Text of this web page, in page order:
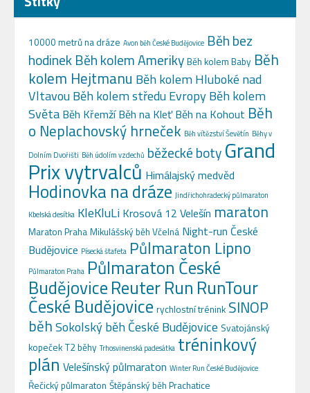
10000 metrů na dráze Avon běh České Budějovice Běh bez
hodinek Běh kolem Ameriky Běh kolem Baby Běh
kolem Hejtmanu Běh kolem Hluboké nad
VltavouBěh kolem středu EvropyBěh kolem
Světa Běh Křemží Běh na Kleť Běh na Kohout Běh
o Neplachovský hrneček Běh vítězství Ševětín Běhy v
Dolním Dvořišti Běh údolím vzdechů běžecké boty Grand
Prix vytrvalců Himálajský medvěd
Hodinovka na dráze Jindřichohradecký půlmaraton
Kbelská desítka KleKluLi Krosová 12 Velešín maraton
Maraton Praha Mikulášský běh Včelná Night-run České
Budějovice Písecká štafeta Půlmaraton Lipno
Půlmaraton Praha Půlmaraton České
BudějoviceReuter Run RunTour
České Budějovice rychlostní trénink SINOP
běhSokolský běh České Budějovice Svatojánský
kopeček T2 běhy Trhosvinenská padesátka tréninkový
plán Velešínský půlmaraton Winter Run České Budějovice
Řečický půlmaraton Štěpánský běh Prachatice